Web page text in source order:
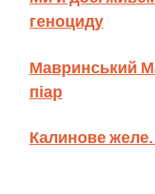
геноциду
Мавринський
піар
Калинове